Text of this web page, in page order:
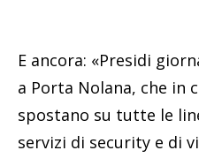
E ancora: «Presidi
a Porta Nolana, che in
spostano su tutte le
servizi di security e di